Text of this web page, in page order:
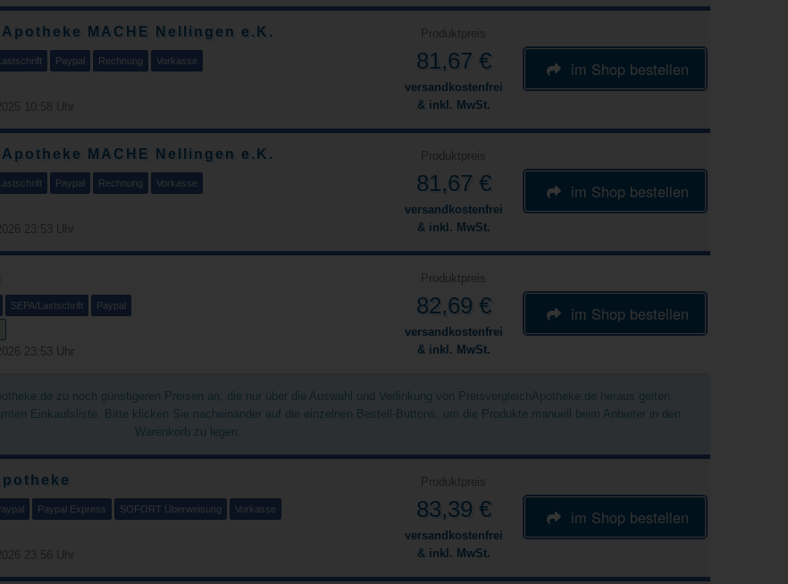
Apotheke MACHE Nellingen e.K.
Paypal Rechnung Vorkasse
10:58 Uhr
Produktpreis
81,67 €
versandkostenfrei
& inkl. MwSt.
im Shop bestellen
Apotheke MACHE Nellingen e.K.
Paypal Rechnung Vorkasse
23:53 Uhr
Produktpreis
81,67 €
versandkostenfrei
& inkl. MwSt.
im Shop bestellen
SEPA/Lastschrift Paypal
23:53 Uhr
Produktpreis
82,69 €
versandkostenfrei
& inkl. MwSt.
im Shop bestellen
zu noch günstigeren Preisen an, die nur über die Auswahl und Verlinkung von PreisvergleichApotheke.de heraus gelten.
Einkaufsliste. Bitte klicken Sie nacheinander auf die einzelnen Bestell-Buttons, um die Produkte manuell beim Anbieter in den
Warenkorb zu legen.
Paypal Express SOFORT Überweisung Vorkasse
23:56 Uhr
Produktpreis
83,39 €
versandkostenfrei
& inkl. MwSt.
im Shop bestellen